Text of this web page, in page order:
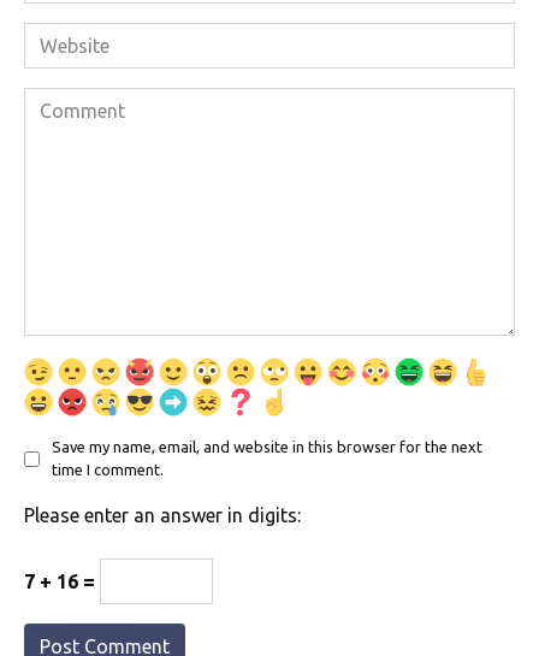
Website
Comment
Save my name, email, and website in this browser for the next
time I comment.
Please enter an answer in digits:
7 + 16 =